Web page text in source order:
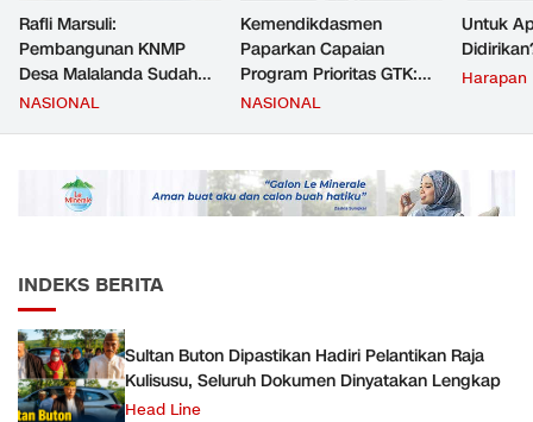
Rafli Marsuli:
Pembangunan KNMP
Desa Malalanda Sudah
Mencapai 69 Persen dan
JMD dan JMF
NASIONAL
Kemendikdasmen
Paparkan Capaian
Program Prioritas GTK:
Kompetensi Meningkat,
NASIONAL
Untuk
Harapan
INDEKS BERITA
Sultan Buton Dipastikan Hadiri Pelantikan Raja
Kulisusu, Seluruh Dokumen Dinyatakan Lengkap
Head Line